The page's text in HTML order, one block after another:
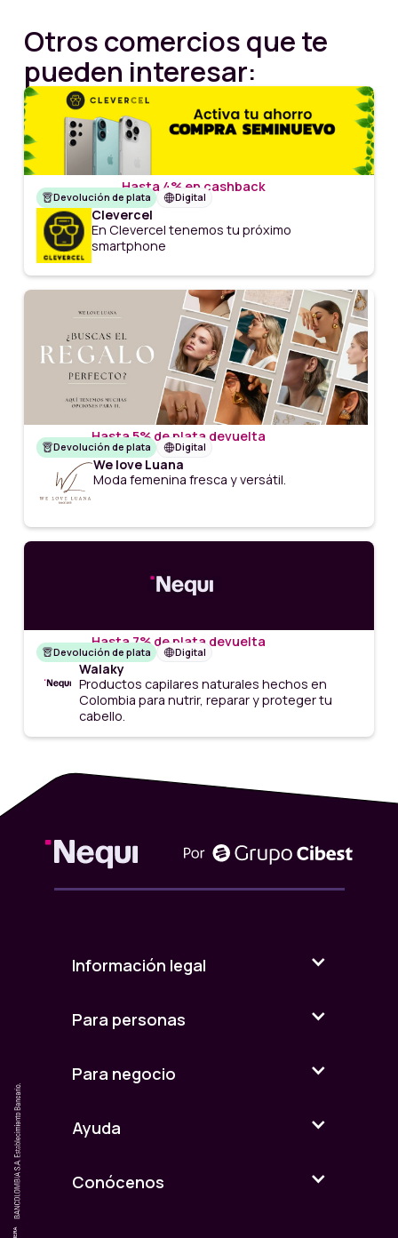
Otros comercios que te
pueden interesar:
Hasta 4% en cashback
Devolución de plata Digital
Clevercel
En Clevercel tenemos tu próximo
smartphone
Hasta 5% de plata devuelta
Devolución de plata Digital
We love Luana
Moda femenina fresca y versátil.
Hasta 7% de plata devuelta
Devolución de plata Digital
Walaky
Productos capilares naturales hechos en
Colombia para nutrir, reparar y proteger tu
cabello.
Información legal
Para personas
Para negocio
Ayuda
Conócenos